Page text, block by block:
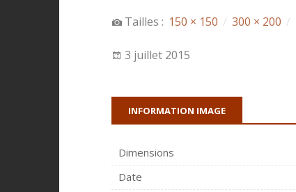
Tailles : 150 × 150 / 300 × 200 /
3 juillet 2015
INFORMATION IMAGE
Dimensions
Date